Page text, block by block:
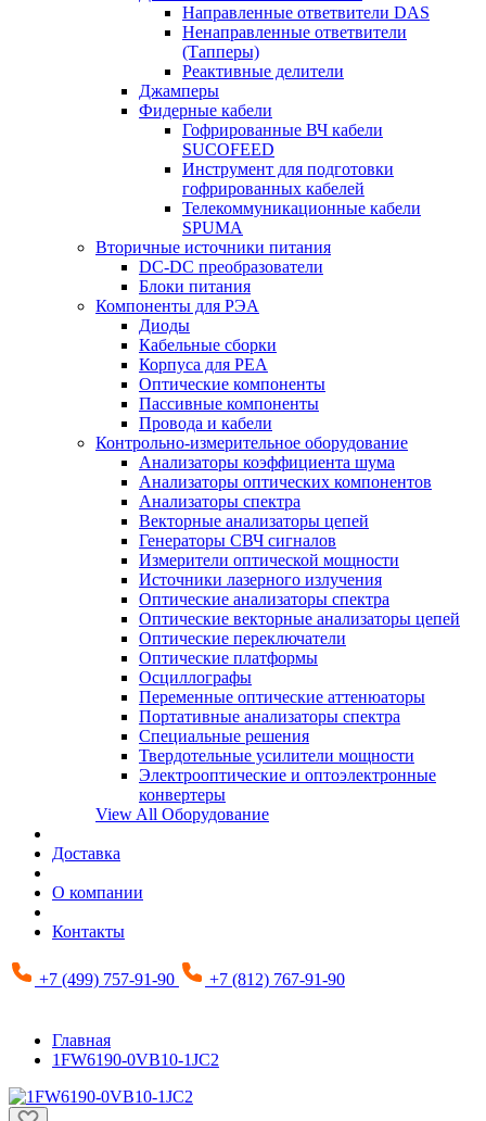
Направленные ответвители DAS
Ненаправленные ответвители
(Тапперы)
Реактивные делители
Джамперы
Фидерные кабели
Гофрированные ВЧ кабели
SUCOFEED
Инструмент для подготовки
гофрированных кабелей
Телекоммуникационные кабели
SPUMA
Вторичные источники питания
DC-DC преобразователи
Блоки питания
Компоненты для РЭА
Диоды
Кабельные сборки
Корпуса для РЕА
Оптические компоненты
Пассивные компоненты
Провода и кабели
Контрольно-измерительное оборудование
Анализаторы коэффициента шума
Анализаторы оптических компонентов
Анализаторы спектра
Векторные анализаторы цепей
Генераторы СВЧ сигналов
Измерители оптической мощности
Источники лазерного излучения
Оптические анализаторы спектра
Оптические векторные анализаторы цепей
Оптические переключатели
Оптические платформы
Осциллографы
Переменные оптические аттенюаторы
Портативные анализаторы спектра
Специальные решения
Твердотельные усилители мощности
Электрооптические и оптоэлектронные
конвертеры
View All Оборудование
Доставка
О компании
Контакты
+7 (499) 757-91-90 +7 (812) 767-91-90
Главная
1FW6190-0VB10-1JC2